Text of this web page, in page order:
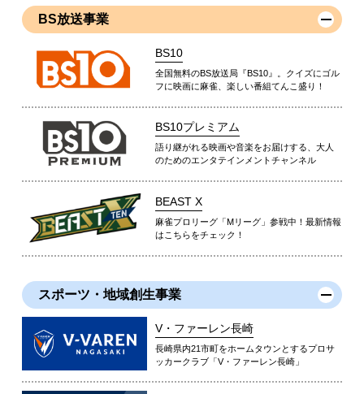
BS放送事業
BS10
全国無料のBS放送局『BS10』。クイズにゴル
フに映画に麻雀、楽しい番組てんこ盛り！
BS10プレミアム
語り継がれる映画や音楽をお届けする、大人
のためのエンタテインメントチャンネル
BEAST X
麻雀プロリーグ「Mリーグ」参戦中！最新情報
はこちらをチェック！
スポーツ・地域創生事業
V・ファーレン長崎
長崎県内21市町をホームタウンとするプロサ
ッカークラブ「V・ファーレン長崎」